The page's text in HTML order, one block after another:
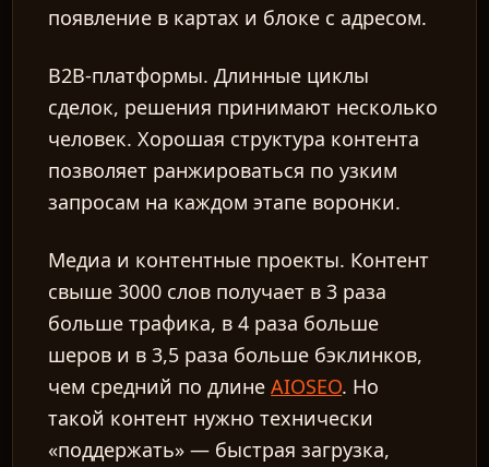
появление в картах и блоке с адресом.
B2B-платформы. Длинные циклы
сделок, решения принимают несколько
человек. Хорошая структура контента
позволяет ранжироваться по узким
запросам на каждом этапе воронки.
Медиа и контентные проекты. Контент
свыше 3000 слов получает в 3 раза
больше трафика, в 4 раза больше
шеров и в 3,5 раза больше бэклинков,
чем средний по длинеAIOSEO. Но
такой контент нужно технически
«поддержать» — быстрая загрузка,